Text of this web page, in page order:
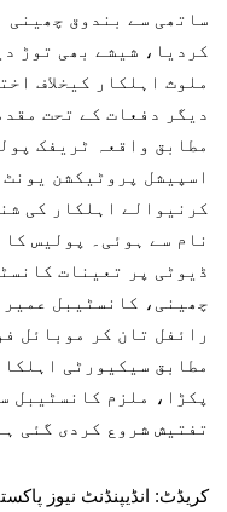
ساتھی سے بندوق چھینی
کردیا، شیشے بھی توڑ
ملوث اہلکار کیخلاف
دیگر دفعات کے تحت
مطابق واقعہ ٹریفک
اسپیشل پروٹیکشن
کرنیوالے اہلکار کی
نام سے ہوئی۔ پولیس
ڈیوٹی پر تعینات
چھینی، کانسٹیبل
رائفل تان کر موبائل
مطابق سیکیورٹی
پکڑا، ملزم کانسٹیبل
تفتیش شروع کردی گئی
کریڈٹ: انڈیپنڈنٹ نیوز